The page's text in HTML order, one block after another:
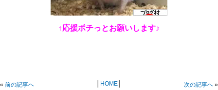
↑応援ポチっとお願いします♪
« 前の記事へ HOME│ 次の記事へ »